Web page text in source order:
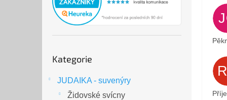
kategorie
Kategorie
JUDAIKA - suvenýry
Židovské svícny